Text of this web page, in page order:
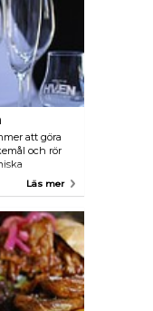
att göra
och rör
och
av kulinariska
Läs mer